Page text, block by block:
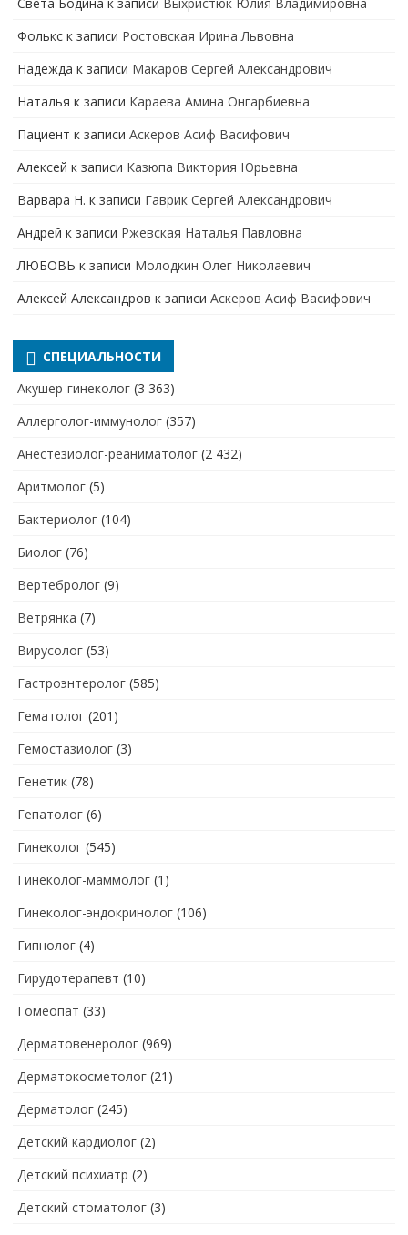
Фолькс к записи Ростовская Ирина Львовна
Надежда к записи Макаров Сергей Александрович
Наталья к записи Караева Амина Онгарбиевна
Пациент к записи Аскеров Асиф Васифович
Алексей к записи Казюпа Виктория Юрьевна
Варвара Н. к записи Гаврик Сергей Александрович
Андрей к записи Ржевская Наталья Павловна
ЛЮБОВЬ к записи Молодкин Олег Николаевич
Алексей Александров к записи Аскеров Асиф Васифович
СПЕЦИАЛЬНОСТИ
Акушер-гинеколог (3 363)
Аллерголог-иммунолог (357)
Анестезиолог-реаниматолог (2 432)
Аритмолог (5)
Бактериолог (104)
Биолог (76)
Вертебролог (9)
Ветрянка (7)
Вирусолог (53)
Гастроэнтеролог (585)
Гематолог (201)
Гемостазиолог (3)
Генетик (78)
Гепатолог (6)
Гинеколог (545)
Гинеколог-маммолог (1)
Гинеколог-эндокринолог (106)
Гипнолог (4)
Гирудотерапевт (10)
Гомеопат (33)
Дерматовенеролог (969)
Дерматокосметолог (21)
Дерматолог (245)
Детский кардиолог (2)
Детский психиатр (2)
Детский стоматолог (3)